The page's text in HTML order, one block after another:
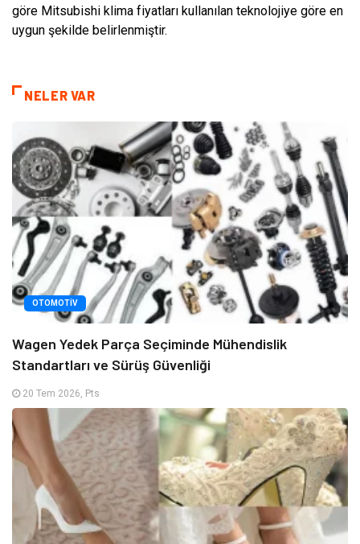
göre Mitsubishi klima fiyatları kullanılan teknolojiye göre en
uygun şekilde belirlenmiştir.
NELER VAR
OTOMOTIV
Wagen Yedek Parça Seçiminde Mühendislik
Standartları ve Sürüş Güvenliği
20 Tem 2026, Pts